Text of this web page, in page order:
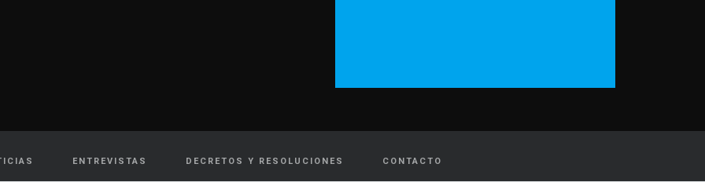
ENTREVISTAS DECRETOS Y RESOLUCIONES CONTACTO